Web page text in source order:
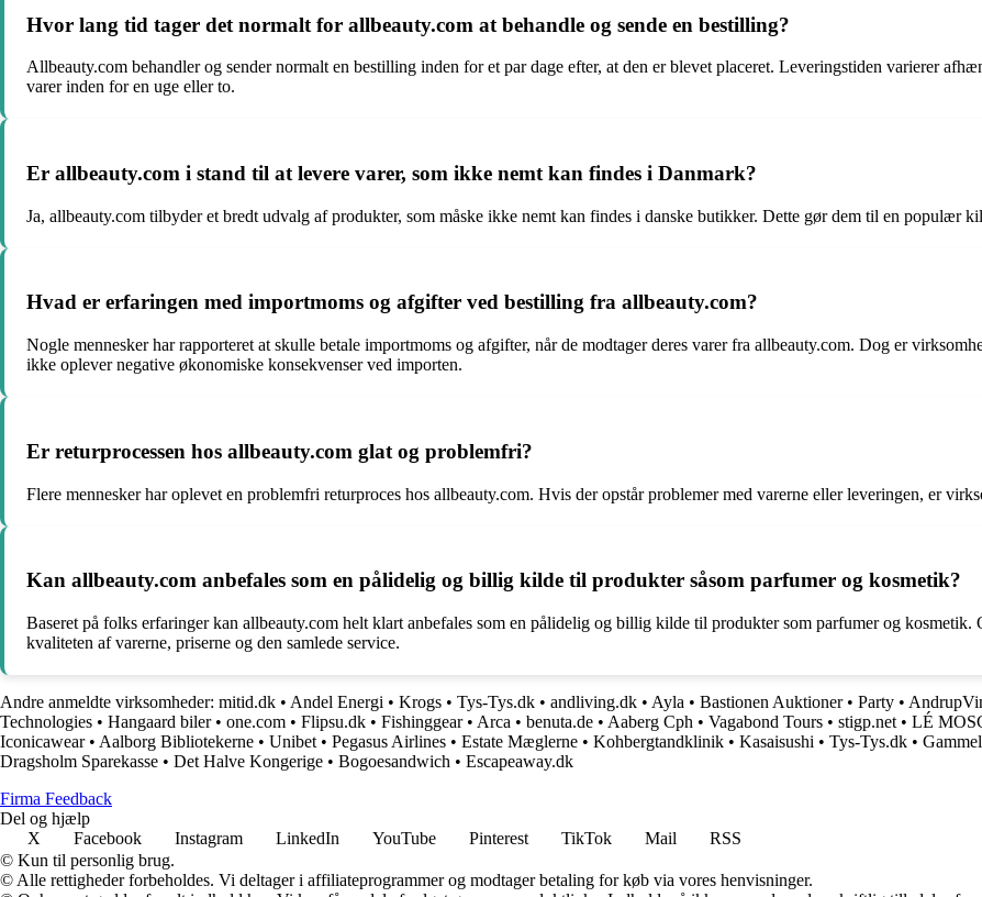
Hvor lang tid tager det normalt for allbeauty.com at behandle og sende en bestilling?
Allbeauty.com behandler og sender normalt en bestilling inden for et par dage efter, at den er blevet placeret. Leveringstiden varierer
varer inden for en uge eller to.
Er allbeauty.com i stand til at levere varer, som ikke nemt kan findes i Danmark?
Ja, allbeauty.com tilbyder et bredt udvalg af produkter, som måske ikke nemt kan findes i danske butikker. Dette gør dem til en populær
Hvad er erfaringen med importmoms og afgifter ved bestilling fra allbeauty.com?
Nogle mennesker har rapporteret at skulle betale importmoms og afgifter, når de modtager deres varer fra allbeauty.com. Dog er
ikke oplever negative økonomiske konsekvenser ved importen.
Er returprocessen hos allbeauty.com glat og problemfri?
Flere mennesker har oplevet en problemfri returproces hos allbeauty.com. Hvis der opstår problemer med varerne eller leveringen, er
Kan allbeauty.com anbefales som en pålidelig og billig kilde til produkter såsom parfumer og kosmetik?
Baseret på folks erfaringer kan allbeauty.com helt klart anbefales som en pålidelig og billig kilde til produkter som parfumer og kosmetik.
kvaliteten af varerne, priserne og den samlede service.
Andre anmeldte virksomheder: mitid.dk • Andel Energi • Krogs • Tys-Tys.dk • andliving.dk • Ayla • Bastionen Auktioner• Party •
Technologies • Hangaard biler• one.com • Flipsu.dk • Fishinggear• Arca • benuta.de • Aaberg Cph • Vagabond Tours • stigp.net • LÉ
Iconicawear• Aalborg Bibliotekerne • Unibet • Pegasus Airlines • Estate Mæglerne • Kohbergtandklinik • Kasaisushi • Tys-Tys.dk •
Dragsholm Sparekasse • Det Halve Kongerige • Bogoesandwich • Escapeaway.dk
Firma Feedback
Del og hjælp
X
Facebook Instagram LinkedIn YouTube Pinterest TikTok Mail
RSS
© Kun til personlig brug.
© Alle rettigheder forbeholdes. Vi deltager i affiliateprogrammer og modtager betaling for køb via vores henvisninger.